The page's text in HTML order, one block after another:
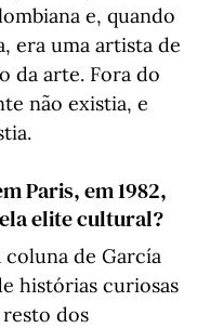
e, quando
era uma artista de
da arte. Fora do
não existia, e
Paris, em 1982,
elite cultural?
de García
histórias curiosas
dos